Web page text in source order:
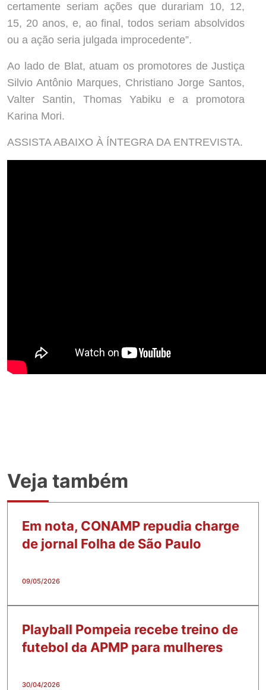
certamente seriam ações que durariam 10, 12,
15, 20 anos, e, ao final, todos seriam absolvidos
ou a ação seria julgada improcedente”.
Ao lado de Blat, atuam os promotores de Justiça
Silvio Antônio Marques, Christiano Jorge Santos,
Valter Santin, Thomas Yabiku e a promotora
Karina Mori.
ASSISTA ABAIXO À ÍNTEGRA DA ENTREVISTA.
Veja também
Em nota, CONAMP repudia charge
de jornal Folha de São Paulo
09/05/2026
Playball Pompeia recebe treino de
futebol da APMP para mulheres
30/04/2026